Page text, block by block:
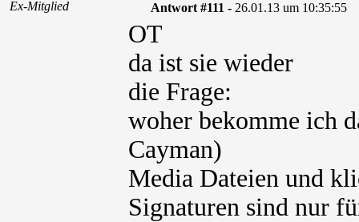
Ex-Mitglied
Antwort #111 - 26.01.13 um 10:35:55
OT
da ist sie wieder
die Frage:
woher bekomme ich
Cayman)
Media Dateien und
Signaturen sind nur